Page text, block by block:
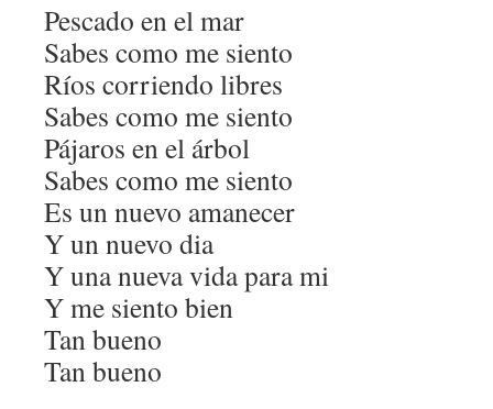
Pescado en el mar
Sabes como me siento
Ríos corriendo libres
Sabes como me siento
Pájaros en el árbol
Sabes como me siento
Es un nuevo amanecer
Y un nuevo dia
Y una nueva vida para mi
Y me siento bien
Tan bueno
Tan bueno